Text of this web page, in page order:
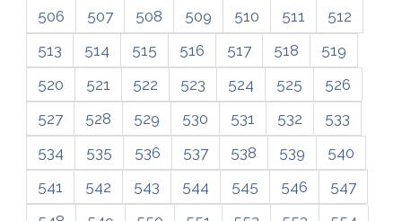
506 507 508 509 510 511
512
513
514 515 516 517 518
519
520
521 522 523 524 525
526
527
528 529 530 531 532
533
534
535 536 537 538 539
540
541
542 543 544 545 546
547